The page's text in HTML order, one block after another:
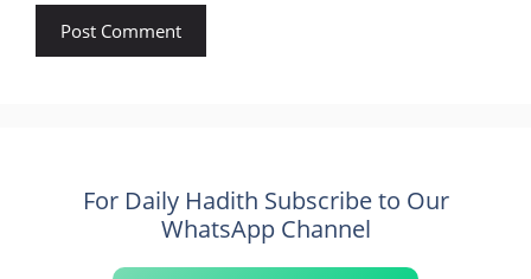
For Daily Hadith Subscribe to Our
WhatsApp Channel